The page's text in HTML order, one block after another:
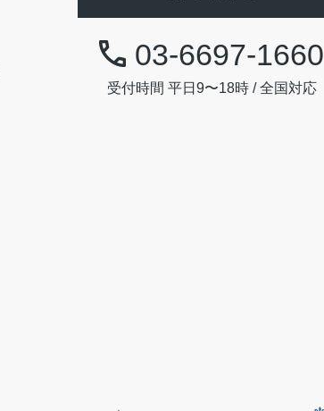
03-6697-1660
受付時間 平日9〜18時 / 全国対応